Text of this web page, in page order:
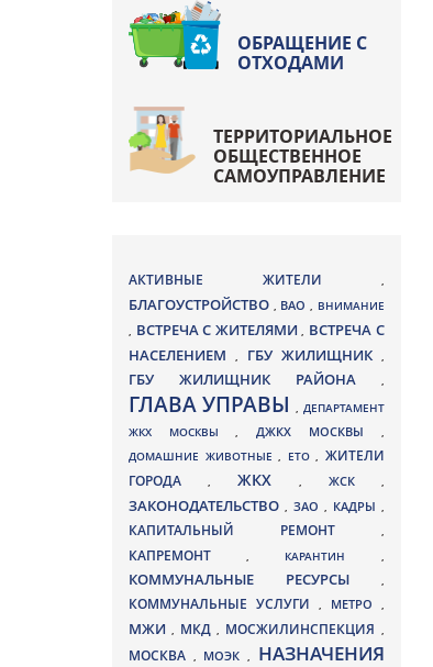
ОБРАЩЕНИЕ С
ОТХОДАМИ
ТЕРРИТОРИАЛЬНОЕ
ОБЩЕСТВЕННОЕ
САМОУПРАВЛЕНИЕ
АКТИВНЫЕ ЖИТЕЛИ ,
БЛАГОУСТРОЙСТВО , ВАО , ВНИМАНИЕ
, ВСТРЕЧА С ЖИТЕЛЯМИ, ВСТРЕЧА С
НАСЕЛЕНИЕМ
, ГБУ ЖИЛИЩНИК ,
ГБУ ЖИЛИЩНИК РАЙОНА ,
ГЛАВА УПРАВЫ, ДЕПАРТАМЕНТ
ЖКХ МОСКВЫ,ДЖКХ МОСКВЫ ,
ДОМАШНИЕ ЖИВОТНЫЕ , ЕТО , ЖИТЕЛИ
ГОРОДА
, ЖКХ , ЖСК ,
ЗАКОНОДАТЕЛЬСТВО , ЗАО , КАДРЫ ,
КАПИТАЛЬНЫЙ РЕМОНТ ,
КАПРЕМОНТ , КАРАНТИН ,
КОММУНАЛЬНЫЕ РЕСУРСЫ ,
КОММУНАЛЬНЫЕ УСЛУГИ , МЕТРО ,
МЖИ, МКД , МОСЖИЛИНСПЕКЦИЯ ,
МОСКВА , МОЭК ,
НАЗНАЧЕНИЯ